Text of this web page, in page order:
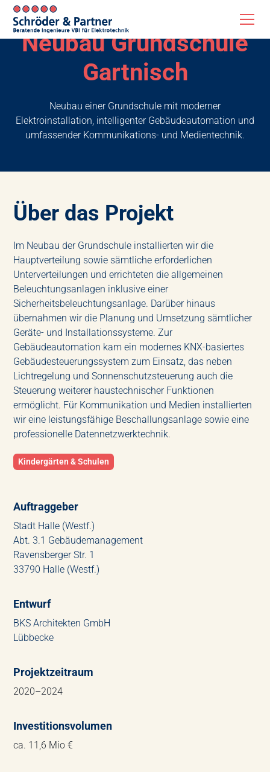
Neubau Grundschule
Gartnisch
Neubau einer Grundschule mit moderner
Elektroinstallation, intelligenter Gebäudeautomation und
umfassender Kommunikations- und Medientechnik.
Über das Projekt
Im Neubau der Grundschule installierten wir die
Hauptverteilung sowie sämtliche erforderlichen
Unterverteilungen und errichteten die allgemeinen
Beleuchtungsanlagen inklusive einer
Sicherheitsbeleuchtungsanlage. Darüber hinaus
übernahmen wir die Planung und Umsetzung sämtlicher
Geräte- und Installationssysteme. Zur
Gebäudeautomation kam ein modernes KNX-basiertes
Gebäudesteuerungssystem zum Einsatz, das neben
Lichtregelung und Sonnenschutzsteuerung auch die
Steuerung weiterer haustechnischer Funktionen
ermöglicht. Für Kommunikation und Medien installierten
wir eine leistungsfähige Beschallungsanlage sowie eine
professionelle Datennetzwerktechnik.
Kindergärten & Schulen
Auftraggeber
Stadt Halle (Westf.)
Abt. 3.1 Gebäudemanagement
Ravensberger Str. 1
33790 Halle (Westf.)
Entwurf
BKS Architekten GmbH
Lübbecke
Projektzeitraum
2020–2024
Investitionsvolumen
ca. 11,6 Mio €